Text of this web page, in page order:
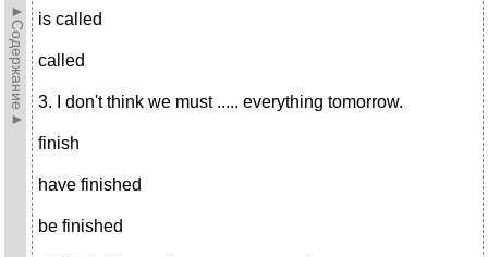
►Содержание► is called
called
3. I don't think we must ..... everything tomorrow.
finish
have finished
be finished